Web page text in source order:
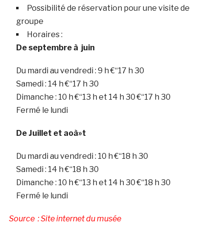
Possibilité de réservation pour une visite de
groupe
Horaires :
De septembre à juin
Du mardi au vendredi : 9 h €“17 h 30
Samedi : 14 h €“17 h 30
Dimanche : 10 h €“13 h et 14 h 30 €“17 h 30
Fermé le lundi
De Juillet et aoà»t
Du mardi au vendredi : 10 h €“18 h 30
Samedi : 14 h €“18 h 30
Dimanche : 10 h €“13 h et 14 h 30 €“18 h 30
Fermé le lundi
Source : Site internet du musée